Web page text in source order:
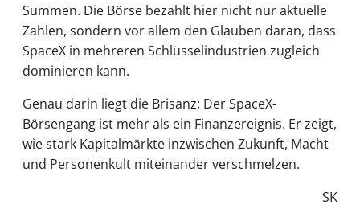
Summen. Die Börse bezahlt hier nicht nur aktuelle
Zahlen, sondern vor allem den Glauben daran, dass
SpaceX in mehreren Schlüsselindustrien zugleich
dominieren kann.
Genau darin liegt die Brisanz: Der SpaceX-
Börsengang ist mehr als ein Finanzereignis. Er zeigt,
wie stark Kapitalmärkte inzwischen Zukunft, Macht
und Personenkult miteinander verschmelzen.
SK